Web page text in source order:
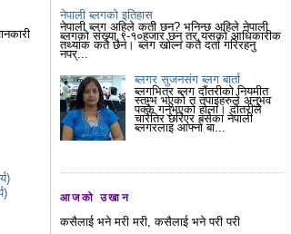
नेपाली ब्लगको इतिहास
नेपाली ब्लग अहिले कती छन? भनिन्छ अहिले नेपाली
ब्लगको संख्या ९-१०हजार छन् तर यसको आधिकारीक
तथ्यांक कतै छैन। ब्लग खोल्न कतै दर्ता गरिरहनु
नपर्...
ब्लगर सुजनसंग ब्लग बार्ता
ब्लगभित्र ब्लग दौंतरीको नियमीत
स्तम्भ भएको त तपाइहरुले अनुभव
पक्कै गर्नुभएको होला। दौतरीले
चारैतिर छरिएर बसेका नेपाली
ब्लगरलाइ आफ्नो बा...
आजको उखान
कसैलाई भने मरी मरी, कसैलाई भने परी परी